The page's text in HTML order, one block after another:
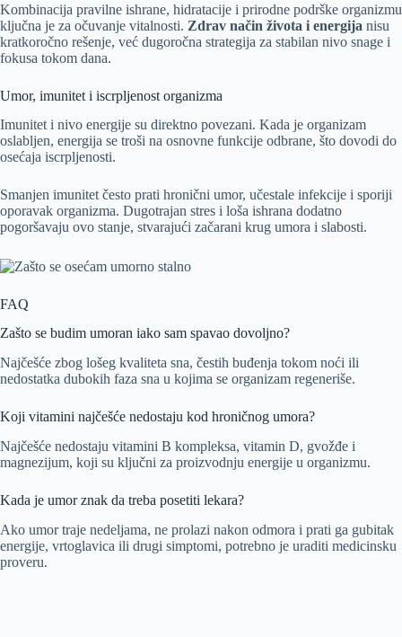
Kombinacija pravilne ishrane, hidratacije i prirodne podrške organizmu
ključna je za očuvanje vitalnosti. Zdrav način života i energija nisu
kratkoročno rešenje, već dugoročna strategija za stabilan nivo snage i
fokusa tokom dana.
Umor, imunitet i iscrpljenost organizma
Imunitet i nivo energije su direktno povezani. Kada je organizam
oslabljen, energija se troši na osnovne funkcije odbrane, što dovodi do
osećaja iscrpljenosti.
Smanjen imunitet često prati hronični umor, učestale infekcije i sporiji
oporavak organizma. Dugotrajan stres i loša ishrana dodatno
pogoršavaju ovo stanje, stvarajući začarani krug umora i slabosti.
FAQ
Zašto se budim umoran iako sam spavao dovoljno?
Najčešće zbog lošeg kvaliteta sna, čestih buđenja tokom noći ili
nedostatka dubokih faza sna u kojima se organizam regeneriše.
Koji vitamini najčešće nedostaju kod hroničnog umora?
Najčešće nedostaju vitamini B kompleksa, vitamin D, gvožđe i
magnezijum, koji su ključni za proizvodnju energije u organizmu.
Kada je umor znak da treba posetiti lekara?
Ako umor traje nedeljama, ne prolazi nakon odmora i prati ga gubitak
energije, vrtoglavica ili drugi simptomi, potrebno je uraditi medicinsku
proveru.